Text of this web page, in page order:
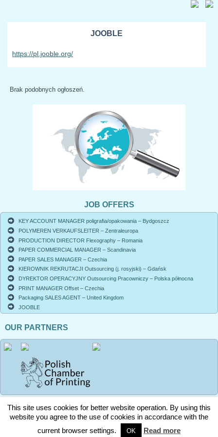
JOOBLE
https://pl.jooble.org/
Brak podobnych ogłoszeń.
JOB OFFERS
KEY ACCOUNT MANAGER poligrafia/opakowania – Bydgoszcz
POLYMEREN VERKAUFSLEITER – Zentraleuropa
PRODUCTION DIRECTOR Flexography – Romania
PAPER COMMERCIAL MANAGER – Scandinavia
PAPER SALES MANAGER – Czechia
KIEROWNIK REKRUTACJI Outsourcing (j. rosyjski) – Gdańsk
DYREKTOR OPERACYJNY Outsourcing Pracowniczy – Polska północna
PRINT MANAGER Offset – Czechia
Packaging SALES AGENT – United Kingdom
JOOBLE
OUR PARTNERS
Privacy policy|Copyright © 2026. All rights reserved / Wszelkie prawa
zastrzeżone
This site uses cookies for better website operation. By using this
website you agree to the use of cookies in accordance with the
current browser settings.
OK Read more